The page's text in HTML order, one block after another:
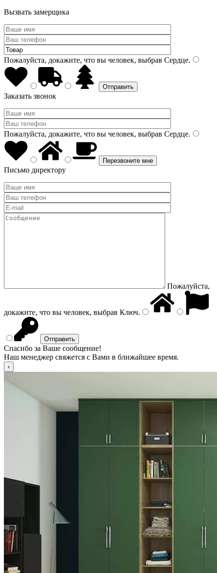
Вызвать замерщика
Пожалуйста, докажите, что вы человек, выбрав Сердце.
Заказать звонок
Пожалуйста, докажите, что вы человек, выбрав Сердце.
Письмо директору
Пожалуйста,
докажите, что вы человек, выбрав Ключ.
Спасибо за Ваше сообщение!
Наш менеджер свяжется с Вами в ближайшее время.